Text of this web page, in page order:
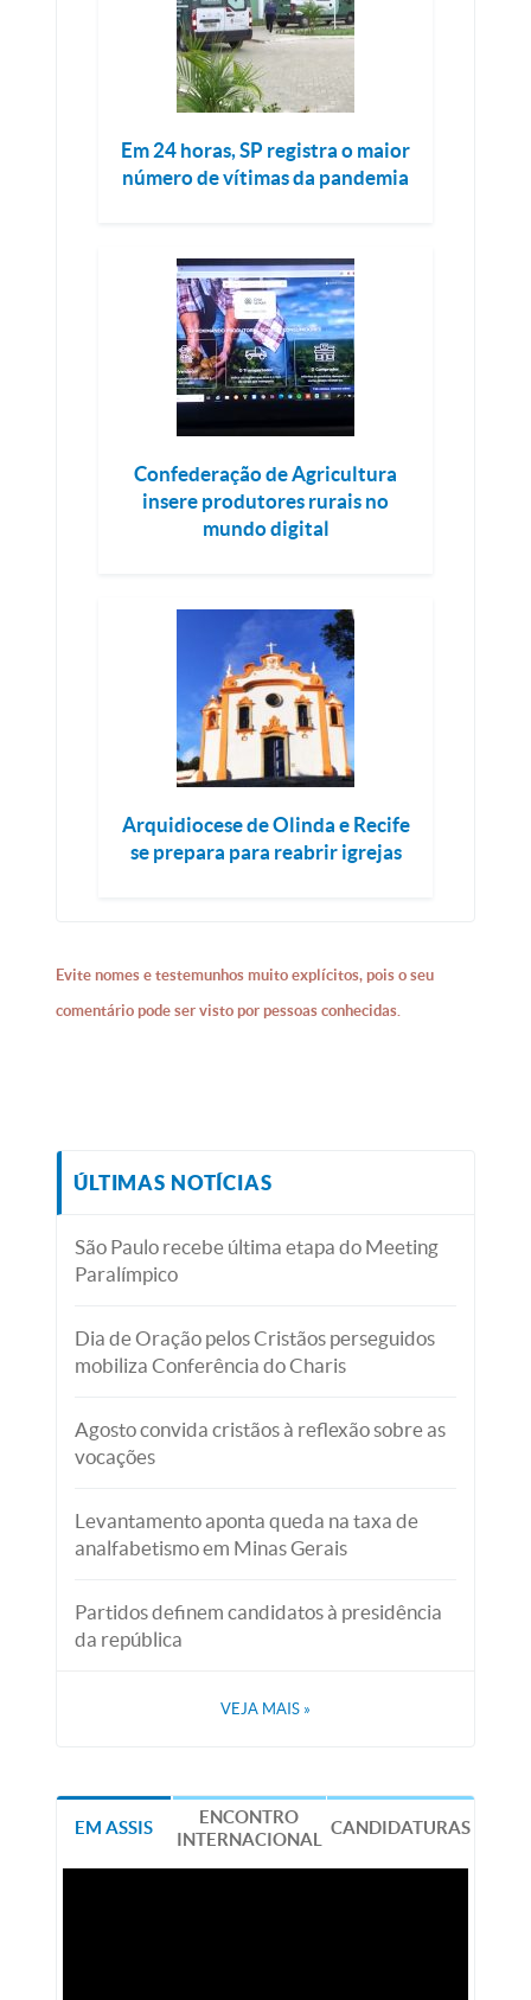
Em 24 horas, SP registra o maior
número de vítimas da pandemia
Confederação de Agricultura
insere produtores rurais no
mundo digital
Arquidiocese de Olinda e Recife
se prepara para reabrir igrejas
Evite nomes e testemunhos muito explícitos, pois o seu
comentário pode ser visto por pessoas conhecidas.
ÚLTIMAS NOTÍCIAS
São Paulo recebe última etapa do Meeting
Paralímpico
Dia de Oração pelos Cristãos perseguidos
mobiliza Conferência do Charis
Agosto convida cristãos à reflexão sobre as
vocações
Levantamento aponta queda na taxa de
analfabetismo em Minas Gerais
Partidos definem candidatos à presidência
da república
VEJA MAIS »
EM ASSIS
ENCONTRO
INTERNACIONAL
CANDIDATURAS